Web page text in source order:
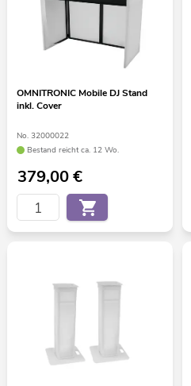
OMNITRONIC Mobile DJ Stand
inkl. Cover
No. 32000022
Bestand reicht ca. 12 Wo.
379,00€